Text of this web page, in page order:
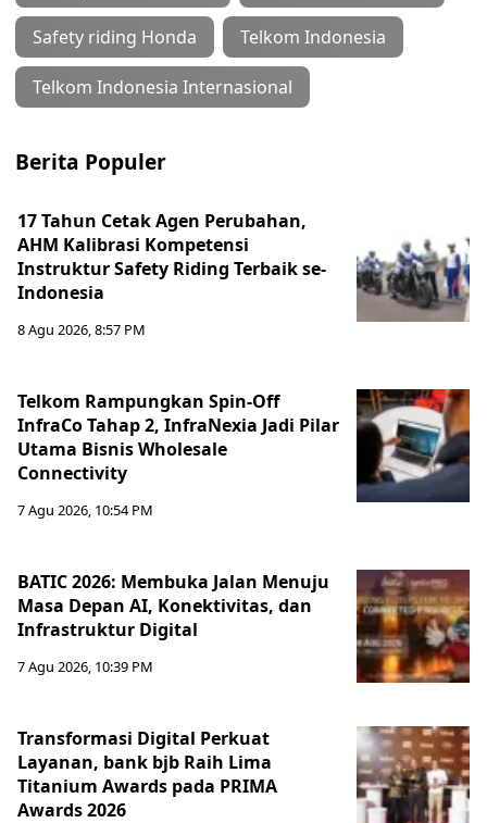
Safety riding Honda Telkom Indonesia
Telkom Indonesia Internasional
Berita Populer
17 Tahun Cetak Agen Perubahan,
AHM Kalibrasi Kompetensi
Instruktur Safety Riding Terbaik se-
Indonesia
8 Agu 2026, 8:57 PM
Telkom Rampungkan Spin-Off
InfraCo Tahap 2, InfraNexia Jadi Pilar
Utama Bisnis Wholesale
Connectivity
7 Agu 2026, 10:54 PM
BATIC 2026: Membuka Jalan Menuju
Masa Depan AI, Konektivitas, dan
Infrastruktur Digital
7 Agu 2026, 10:39 PM
Transformasi Digital Perkuat
Layanan, bank bjb Raih Lima
Titanium Awards pada PRIMA
Awards 2026